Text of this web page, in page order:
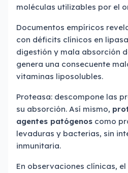
moléculas utilizables por el
Documentos empíricos
con déficits clínicos en
digestión y mala absorción
genera una consecuente
vitaminas liposolubles.
Proteasa: descompone las
su absorción. Así mismo,
agentes patógenos como
levaduras y bacterias, sin
inmunitaria.
En observaciones clínicas,